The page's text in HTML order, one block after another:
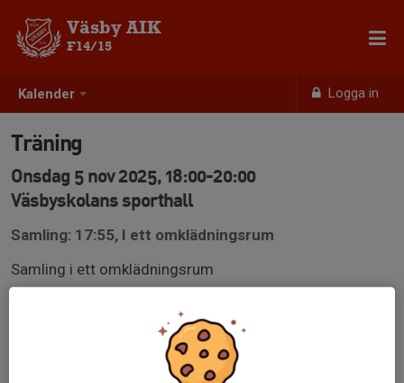
Kalender Logga in
Väsby AIK
F14/15
Träning
Onsdag 5 nov 2025, 18:00-20:00
Väsbyskolans sporthall
Samling: 17:55, I ett omklädningsrum
Samling i ett omklädningsrum
Vi inleder med fys inne vintertid, vid varmare väder är vi
ute innan vi går in i hallen.
Vintertid - Glöm inte reflexer !
Lämna inga värdesaker i väskor.